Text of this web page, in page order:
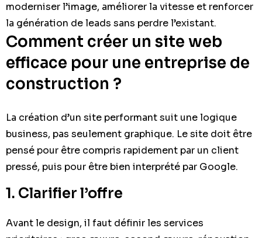
moderniser l’image, améliorer la vitesse et renforcer
la génération de leads sans perdre l’existant.
Comment créer un site web
efficace pour une entreprise de
construction ?
La création d’un site performant suit une logique
business, pas seulement graphique. Le site doit être
pensé pour être compris rapidement par un client
pressé, puis pour être bien interprété par Google.
1. Clarifier l’offre
Avant le design, il faut définir les services